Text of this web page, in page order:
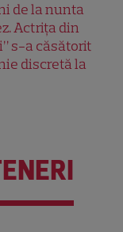
de la nunta
Actrița din
s-a căsătorit
discretă la